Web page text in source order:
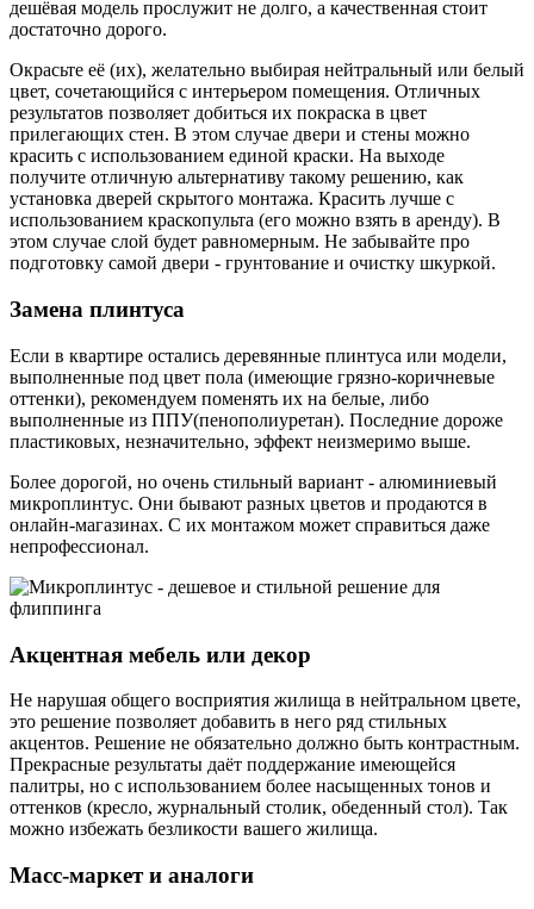
дешёвая модель прослужит не долго, а качественная стоит
достаточно дорого.
Окрасьте её (их), желательно выбирая нейтральный или белый
цвет, сочетающийся с интерьером помещения. Отличных
результатов позволяет добиться их покраска в цвет
прилегающих стен. В этом случае двери и стены можно
красить с использованием единой краски. На выходе
получите отличную альтернативу такому решению, как
установка дверей скрытого монтажа. Красить лучше с
использованием краскопульта (его можно взять в аренду). В
этом случае слой будет равномерным. Не забывайте про
подготовку самой двери - грунтование и очистку шкуркой.
Замена плинтуса
Если в квартире остались деревянные плинтуса или модели,
выполненные под цвет пола (имеющие грязно-коричневые
оттенки), рекомендуем поменять их на белые, либо
выполненные из ППУ(пенополиуретан). Последние дороже
пластиковых, незначительно, эффект неизмеримо выше.
Более дорогой, но очень стильный вариант - алюминиевый
микроплинтус. Они бывают разных цветов и продаются в
онлайн-магазинах. С их монтажом может справиться даже
непрофессионал.
Акцентная мебель или декор
Не нарушая общего восприятия жилища в нейтральном цвете,
это решение позволяет добавить в него ряд стильных
акцентов. Решение не обязательно должно быть контрастным.
Прекрасные результаты даёт поддержание имеющейся
палитры, но с использованием более насыщенных тонов и
оттенков (кресло, журнальный столик, обеденный стол). Так
можно избежать безликости вашего жилища.
Масс-маркет и аналоги